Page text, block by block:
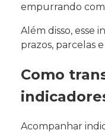
empurrando
Além disso, esse
prazos, parcelas
Como
Acompanhar